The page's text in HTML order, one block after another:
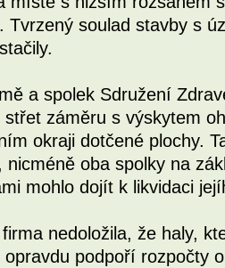
Tvrzený soulad stavby s
a spolek Sdružení
střet záměru s výskytem
okraji dotčené plochy.
nicméně oba spolky na
mohlo dojít k likvidaci
firma nedoložila, že haly,
opravdu podpoří rozpočty